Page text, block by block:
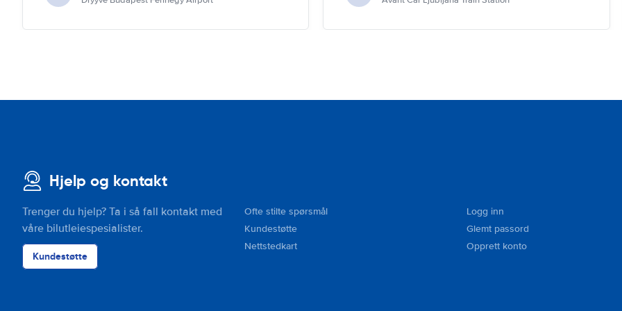
Hjelp og kontakt
Trenger du hjelp? Ta i så fall kontakt med
våre bilutleiespesialister.
Kundestøtte
Ofte stilte spørsmål
Kundestøtte
Nettstedkart
Logg inn
Glemt passord
Opprett konto